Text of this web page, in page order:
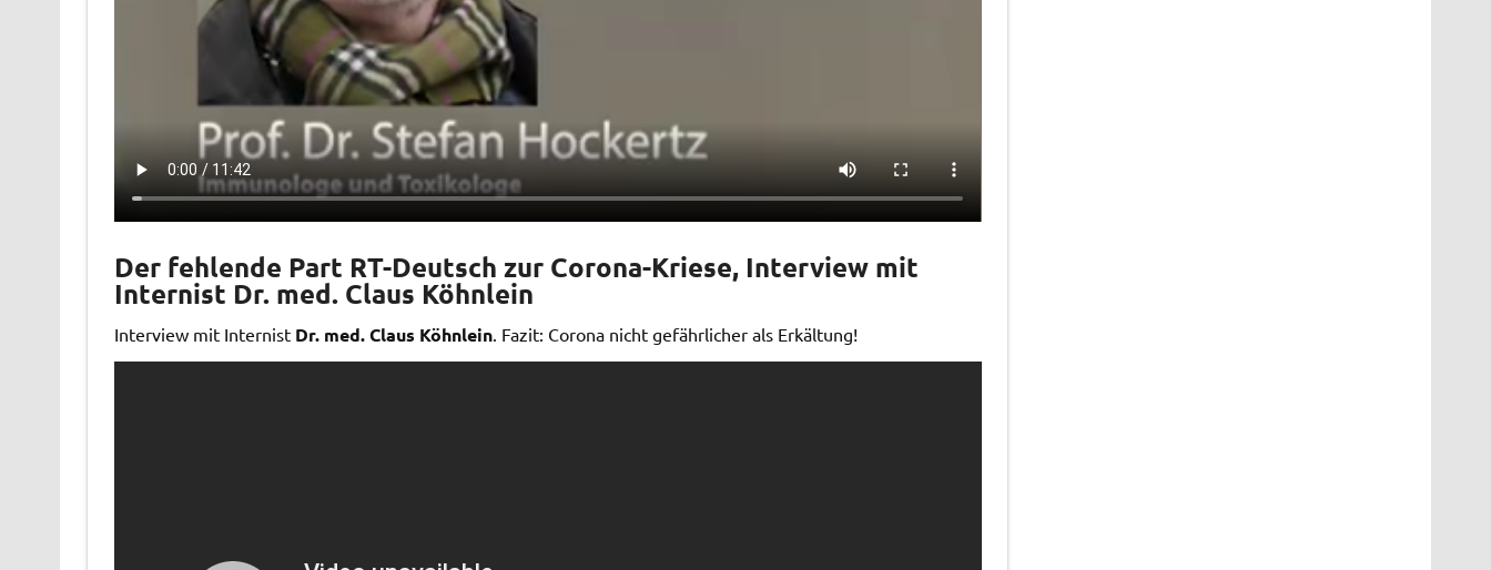
Der fehlende Part RT-Deutsch zur Corona-Kriese, Interview mit
Internist Dr. med. Claus Köhnlein
Interview mit Internist Dr. med. Claus Köhnlein. Fazit: Corona nicht gefährlicher als Erkältung!